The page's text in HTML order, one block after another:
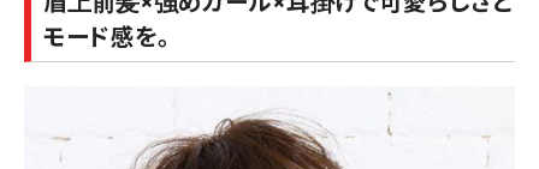
モード感を。